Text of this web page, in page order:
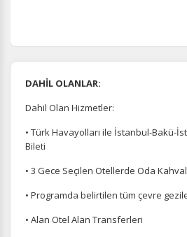
DAHİL OLANLAR:
Dahil Olan Hizmetler:
• Türk Havayolları ile İstanbul-Bakü-
Bileti
• 3 Gece Seçilen Otellerde Oda
• Programda belirtilen tüm çevre
• Alan Otel Alan Transferleri